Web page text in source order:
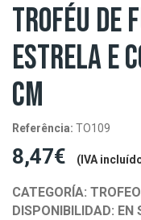
TROFÉU DE
ESTRELA E
CM
Referência: TO109
8,47€ (IVA
CATEGORÍA:
DISPONIBILIDAD: EN